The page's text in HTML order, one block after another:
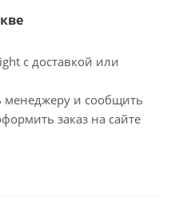
с доставкой или
менеджеру и сообщить
заказ на сайте